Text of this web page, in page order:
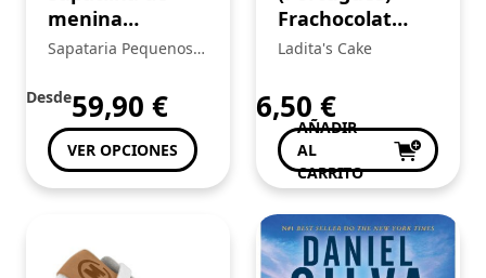
menina
Barefoot
Sapataria Pequenos
Desde59,90 €
VER OPCIONES
Frachocolat
leite 500g
Ladita's Cake
6,50 €
AÑADIR
AL
CARRITO